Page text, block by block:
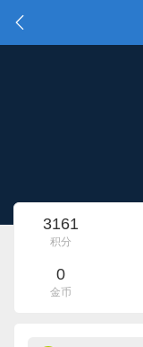
3161
积分
0
金币